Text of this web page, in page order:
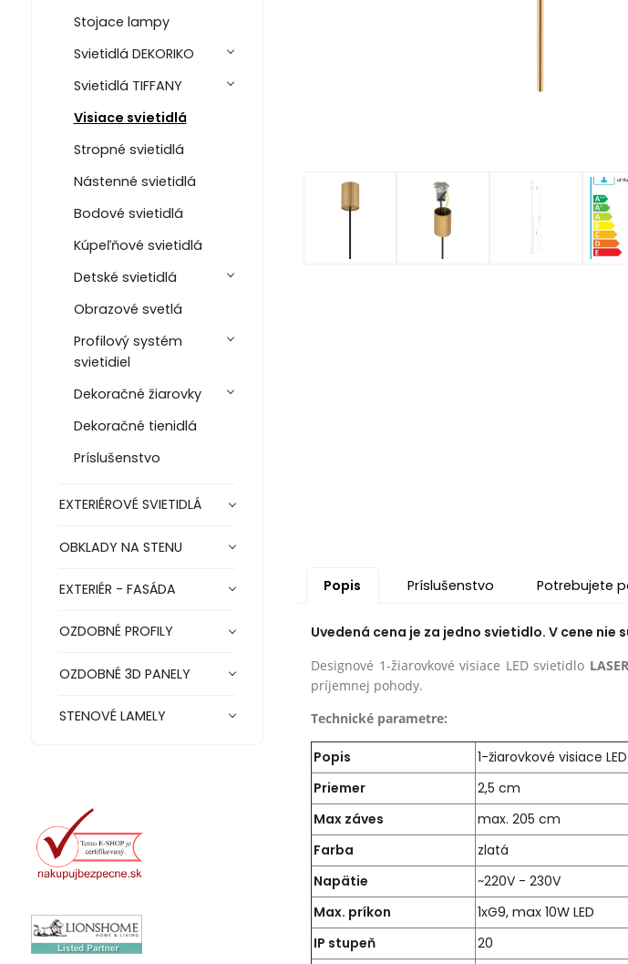
Stojace lampy
Svietidlá DEKORIKO
Svietidlá TIFFANY
Visiace svietidlá
Stropné svietidlá
Nástenné svietidlá
Bodové svietidlá
Kúpeľňové svietidlá
Detské svietidlá
Obrazové svetlá
Profilový systém
svietidiel
Dekoračné žiarovky
Dekoračné tienidlá
Príslušenstvo
EXTERIÉROVÉ SVIETIDLÁ
OBKLADY NA STENU
EXTERIÉR - FASÁDA
OZDOBNÉ PROFILY
OZDOBNÉ 3D PANELY
STENOVÉ LAMELY
Popis Príslušenstvo Potrebujete
Uvedená cena je za jedno svietidlo. V cene
Designové 1-žiarovkové visiace LED svietidlo
príjemnej pohody.
Technické parametre:
Popis
1-žiarovkové visiace
Priemer
2,5 cm
Max záves
max. 205 cm
Farba
zlatá
Napätie
~220V - 230V
Max. príkon
1xG9, max 10W LED
IP stupeň
20